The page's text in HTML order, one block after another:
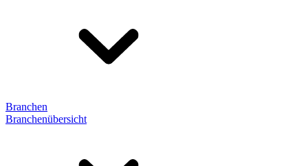
Branchen
Branchenübersicht